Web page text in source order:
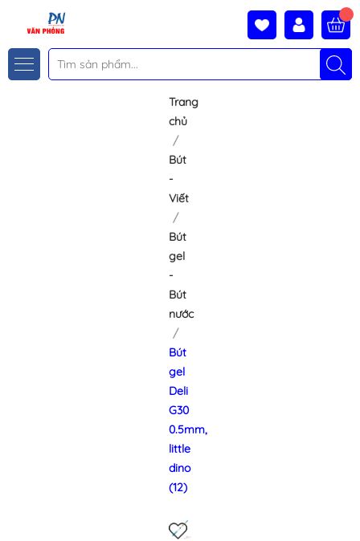
Trang
chủ
Bút
-
Viết
Bút
gel
-
Bút
nước
Bút
gel
Deli
G30
0.5mm,
little
dino
(12)